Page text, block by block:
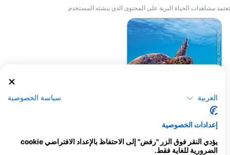
تعتمد مشاهدات الحياة البرية على المحتوى الذي ينشئه المستخدم
Shutterstock-Shane Myers Photography
السلحفاة البحريةالعربية سياسة الخصوصية
إعدادات الخصوصية
يؤدي النقر فوق الزر "رفض" إلى الاحتفاظ بالإعداد الافتراضي cookie
الضرورية للغاية فقط.